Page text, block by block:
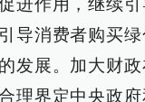
导消费者购买
发展。加大财
理界定中央政